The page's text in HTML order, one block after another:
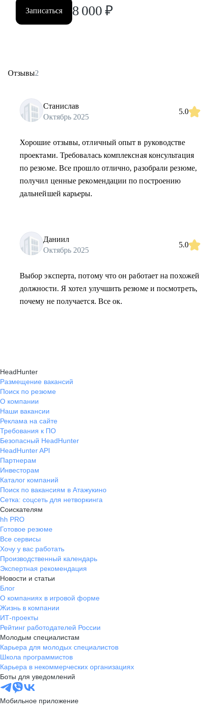
Записаться 8 000 ₽
Отзывы2
Станислав
Октябрь 2025
5.0
Хорошие отзывы, отличный опыт в руководстве
проектами. Требовалась комплексная консультация
по резюме. Все прошло отлично, разобрали резюме,
получил ценные рекомендации по построению
дальнейшей карьеры.
Даниил
Октябрь 2025
5.0
Выбор эксперта, потому что он работает на похожей
должности. Я хотел улучшить резюме и посмотреть,
почему не получается. Все ок.
HeadHunter
Размещение вакансий
Поиск по резюме
О компании
Наши вакансии
Реклама на сайте
Требования к ПО
Безопасный HeadHunter
HeadHunter API
Партнерам
Инвесторам
Каталог компаний
Поиск по вакансиям в Атажукино
Сетка: соцсеть для нетворкинга
Соискателям
hh PRO
Готовое резюме
Все сервисы
Хочу у вас работать
Производственный календарь
Экспертная рекомендация
Новости и статьи
Блог
О компаниях в игровой форме
Жизнь в компании
ИТ-проекты
Рейтинг работодателей России
Молодым специалистам
Карьера для молодых специалистов
Школа программистов
Карьера в некоммерческих организациях
Боты для уведомлений
Мобильное приложение